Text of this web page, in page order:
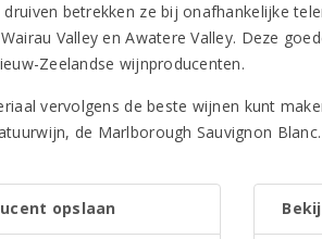
betrekken ze bij onafhankelijke
Valley en Awatere Valley. Deze
Zeelandse wijnproducenten.
vervolgens de beste wijnen kunt
de Marlborough Sauvignon
opslaan